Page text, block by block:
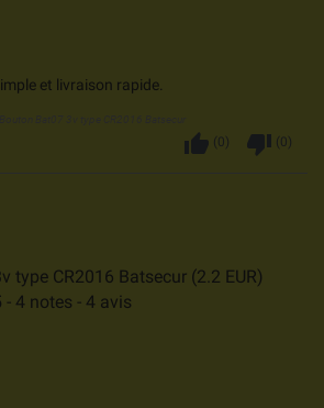
et livraison rapide.
thumb_up (0 ) thumb_down (0 )
type CR2016 Batsecur (2.2 EUR)
- 4 notes - 4 avis